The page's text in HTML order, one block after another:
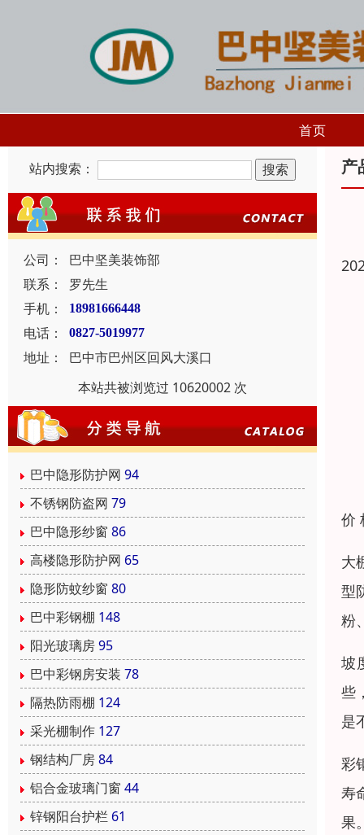
首页
站内搜索：
公司：
巴中坚美装饰部
联系：
罗先生
手机：
18981666448
电话： 0827-5019977
地址：
巴中市巴州区回风大溪口
本站共被浏览过 10620002 次
巴中隐形防护网 94
不锈钢防盗网 79
巴中隐形纱窗 86
高楼隐形防护网 65
隐形防蚊纱窗 80
巴中彩钢棚 148
阳光玻璃房95
巴中彩钢房安装 78
隔热防雨棚 124
采光棚制作 127
钢结构厂房84
铝合金玻璃门窗 44
锌钢阳台护栏 61
产
价
大
型
粉
坡
些
是
彩
寿
果